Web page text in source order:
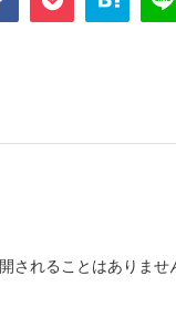
されることはありませ